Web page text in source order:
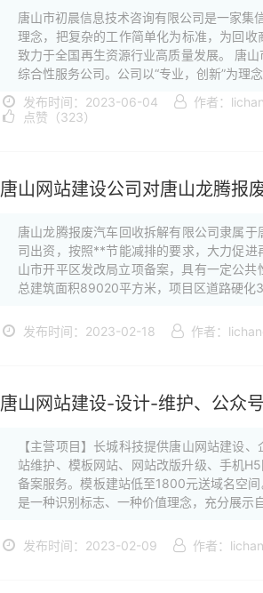
唐山市初晨信息技术咨询有限公司是一家集
理念，把复杂的工作简单化为标准，为回
致力于全国再生资源行业高质量发展。 唐
综合性服务公司。公司以“专业，创新”为理念
发布时间：2023-06-04
作者：
点赞（323）
唐山网站建设公司对唐山龙腾报
唐山龙腾报废汽车回收拆解有限公司隶属
司出资，按照**节能减排的要求，大力促
山市开平区发改局立项备案，具有一定公
总建筑面积89020平方米，项目区道路硬化
发布时间：2023-02-18 作者：
唐山网站建设-设计-维护、公众
【主营项目】长城科技提供唐山网站建设
站维护、模板网站、网站改版升级、手机
备案服务。模板建站低至1800元送域名空
是一种识别标志、一种价值理念，充分展示
发布时间：2023-02-09 作者：